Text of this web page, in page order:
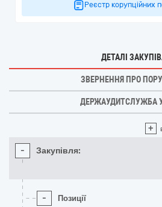
Реєстр корупційних
ДЕТАЛІ
ЗВЕРНЕННЯ ПРО
ДЕРЖАУДИТСЛУЖБА
+
- Закупівля:
- Позиції